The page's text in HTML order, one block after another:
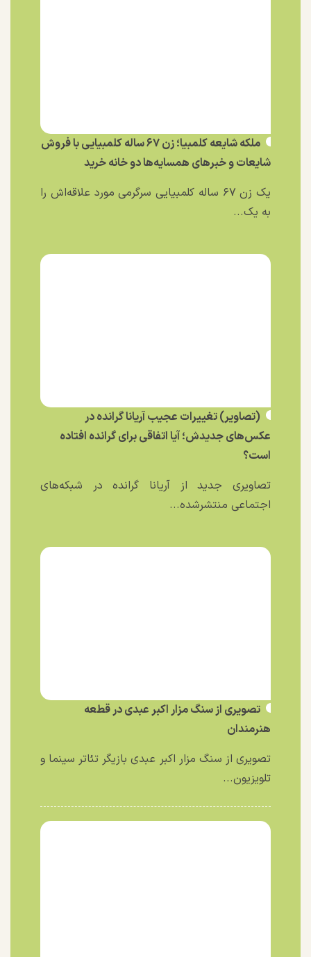
ملکه شایعه کلمبیا؛ زن ۶۷ ساله کلمبیایی با فروش
شایعات و خبر‌های همسایه‌ها دو خانه خرید
یک زن ۶۷ ساله کلمبیایی سرگرمی مورد علاقه‌اش را
به یک...
(تصاویر) تغییرات عجیب آریانا گرانده در
عکس‌های جدیدش؛ آیا اتفاقی برای گرانده افتاده
است؟
تصاویری جدید از آریانا گرانده در شبکه‌های
اجتماعی منتشرشده...
تصویری از سنگ مزار اکبر عبدی در قطعه
هنرمندان
تصویری از سنگ مزار اکبر عبدی بازیگر تئاتر سینما و
تلویزیون...